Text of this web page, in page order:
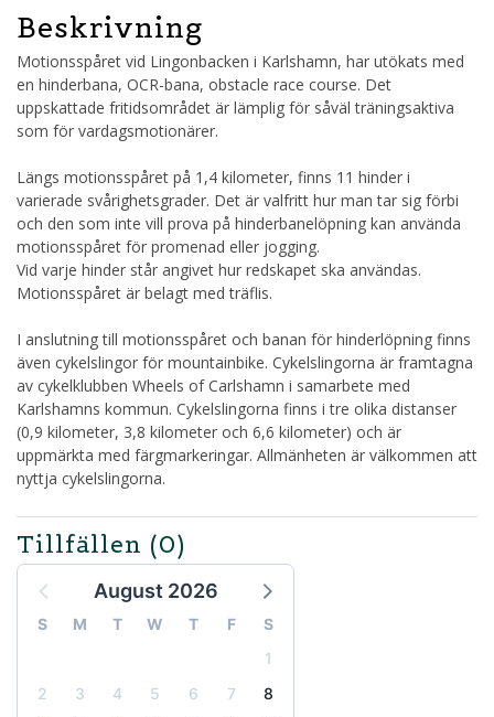
Beskrivning
Motionsspåret vid Lingonbacken i Karlshamn, har utökats med
en hinderbana, OCR-bana, obstacle race course. Det
uppskattade fritidsområdet är lämplig för såväl träningsaktiva
som för vardagsmotionärer.
Längs motionsspåret på 1,4 kilometer, finns 11 hinder i
varierade svårighetsgrader. Det är valfritt hur man tar sig förbi
och den som inte vill prova på hinderbanelöpning kan använda
motionsspåret för promenad eller jogging.
Vid varje hinder står angivet hur redskapet ska användas.
Motionsspåret är belagt med träflis.
I anslutning till motionsspåret och banan för hinderlöpning finns
även cykelslingor för mountainbike. Cykelslingorna är framtagna
av cykelklubben Wheels of Carlshamn i samarbete med
Karlshamns kommun. Cykelslingorna finns i tre olika distanser
(0,9 kilometer, 3,8 kilometer och 6,6 kilometer) och är
uppmärkta med färgmarkeringar. Allmänheten är välkommen att
nyttja cykelslingorna.
Tillfällen (0)
August 2026
S M T W T F
S
1
2
3 4 5 6 7
8